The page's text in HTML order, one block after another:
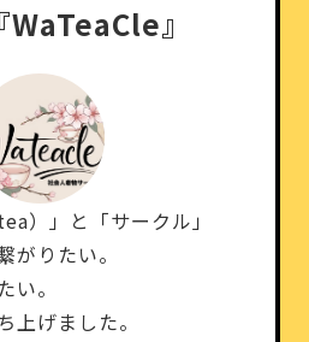
』
）」と「サークル」
がりたい。
い。
上げました。